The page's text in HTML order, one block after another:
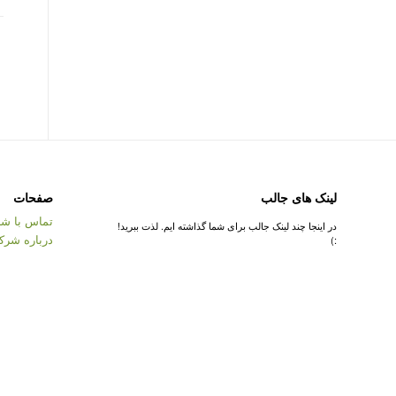
لینک های جالب
در اینجا چند لینک جالب برای شما گذاشته ایم. لذت ببرید!
:)
صفحات
تماس با
درباره